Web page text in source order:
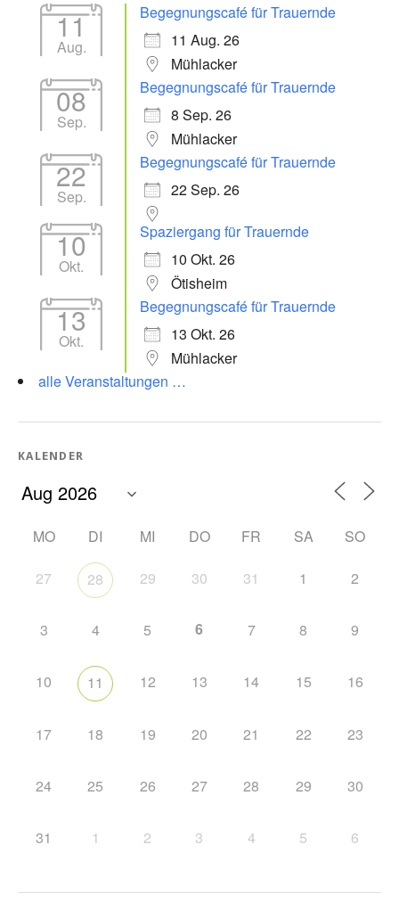
11
Aug.
Begegnungscafé für Trauernde
11 Aug. 26
Mühlacker
08
Sep.
Begegnungscafé für Trauernde
8 Sep. 26
Mühlacker
22
Sep.
Begegnungscafé für Trauernde
22 Sep. 26
10
Okt.
Spaziergang für Trauernde
10 Okt. 26
Ötisheim
13
Okt.
Begegnungscafé für Trauernde
13 Okt. 26
Mühlacker
alle Veranstaltungen …
KALENDER
MO DI MI DO FR SA SO
27 28 29 30 31 1 2
3 4 5 6 7 8 9
10 11 12 13 14 15 16
17 18 19 20 21 22 23
24 25 26 27 28 29 30
31 1 2 3 4 5 6